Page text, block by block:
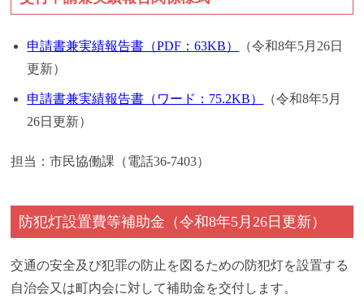
申請書兼実績報告書（PDF：63KB）
（令和8年5月26日
更新）
申請書兼実績報告書（ワード：75.2KB）
（令和8年5月
26日更新）
担当：市民協働課（電話36-7403）
防犯灯設置費等補助金 （令和8年5月26日更新）
交通の安全及び犯罪の防止を図るための防犯灯を設置する
自治会又は町内会に対して補助金を交付します。